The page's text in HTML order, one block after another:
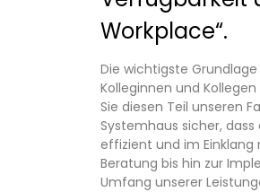
Workplace“.
Die wichtigste
Kolleginnen und
Sie diesen Teil unseren
Systemhaus sicher,
effizient und im Einklang
Beratung bis hin zur
Umfang unserer